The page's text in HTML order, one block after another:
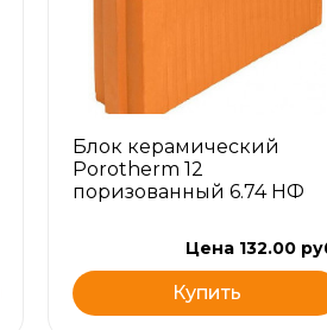
Блок керамический
Porotherm 12
поризованный 6.74 НФ
Цена 132.00
Купить